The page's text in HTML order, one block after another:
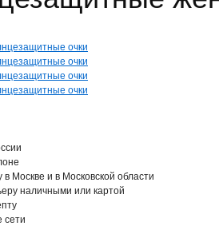
Москве и в Московской области
наличными или картой
сети